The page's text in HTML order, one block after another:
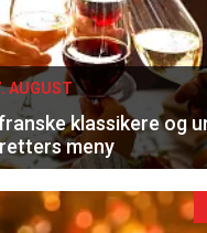
AUGUST
klassikere og
meny